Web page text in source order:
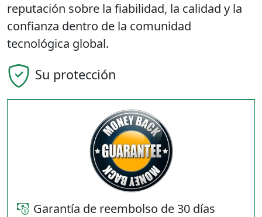
reputación sobre la fiabilidad, la calidad y la
confianza dentro de la comunidad
tecnológica global.
Su protección
Garantía de reembolso de 30 días